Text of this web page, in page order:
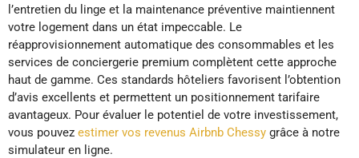
l’entretien du linge et la maintenance préventive maintiennent
votre logement dans un état impeccable. Le
réapprovisionnement automatique des consommables et les
services de conciergerie premium complètent cette approche
haut de gamme. Ces standards hôteliers favorisent l’obtention
d’avis excellents et permettent un positionnement tarifaire
avantageux. Pour évaluer le potentiel de votre investissement,
vous pouvez estimer vos revenus Airbnb Chessy grâce à notre
simulateur en ligne.